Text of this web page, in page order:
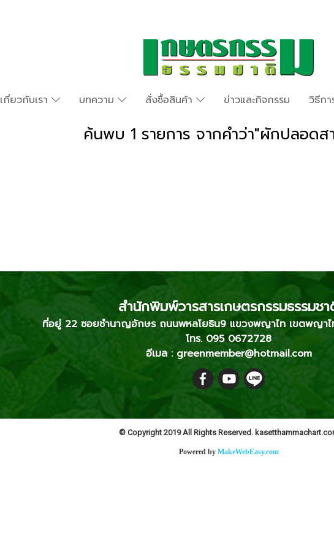
เกี่ยวกับเรา บทความ สั่งซื้อสินค้า ข่าวและกิจกรรม วิธีก
ค้นพบ 1 รายการ จากคำว่า"ผักปลอดส
สำนักพิมพ์วารสารเกษตรกรรมธรรมช
ที่อยู่ 22 ซอยชำนาญอักษร ถนนพหลโยธิน9 แขวงพญาไท เขตพญาไ
โทร. 095 0672728
อีเมล : greenmember@hotmail.com
© Copyright 2019 All Rights Reserved.
Powered by MakeWebEasy.com